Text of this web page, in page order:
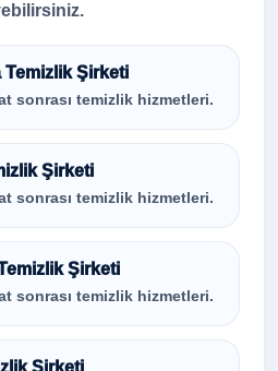
Şirketi
sonrası temizlik hizmetleri.
Şirketi
sonrası temizlik hizmetleri.
Şirketi
sonrası temizlik hizmetleri.
Şirketi